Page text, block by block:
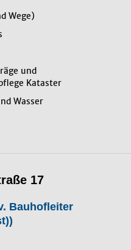
Wege)
und
Kataster
Wasser
17
Bauhofleiter